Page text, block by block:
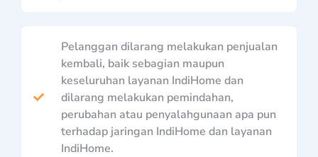
Pelanggan dilarang melakukan penjualan
kembali, baik sebagian maupun
keseluruhan layanan IndiHome dan
dilarang melakukan pemindahan,
perubahan atau penyalahgunaan apa pun
terhadap jaringan IndiHome dan layanan
IndiHome.